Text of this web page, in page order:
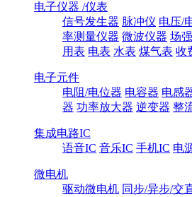
电子仪器 /仪表
信号发生器 脉冲仪 电压/
率测量仪器 微波仪器 场
用表 电表 水表 煤气表 收
电子元件
电阻/电位器 电容器 电感
器 功率放大器 逆变器 整
集成电路IC
语音IC 音乐IC 手机IC 电
微电机
驱动微电机 同步/异步/交